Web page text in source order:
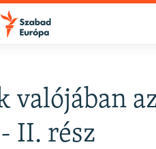
valójában
II. rész